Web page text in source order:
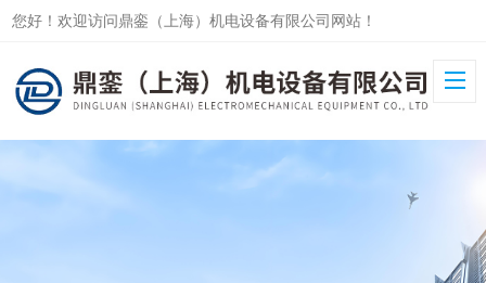
您好！欢迎访问鼎銮（上海）机电设备有限公司网站！